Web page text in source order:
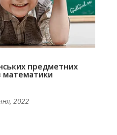
предметних
математики
2022